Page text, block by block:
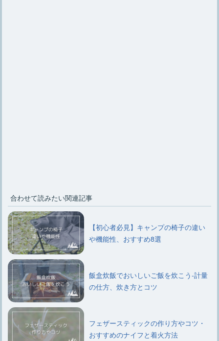
合わせて読みたい関連記事
【初心者必見】キャンプの椅子の違い
や機能性、おすすめ8選
飯盒炊飯でおいしいご飯を炊こう-計量
の仕方、炊き方とコツ
フェザースティックの作り方やコツ・
おすすめのナイフと着火方法